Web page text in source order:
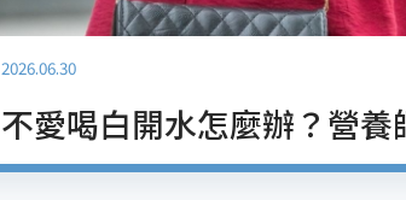
2026.06.30
不愛喝白開水怎麼辦？營